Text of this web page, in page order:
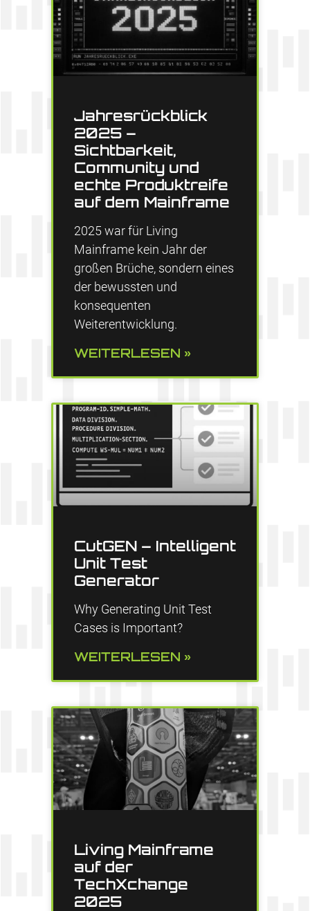
Jahresrückblick
2025 –
Sichtbarkeit,
Community und
echte Produktreife
auf dem Mainframe
2025 war für Living
Mainframe kein Jahr der
großen Brüche, sondern eines
der bewussten und
konsequenten
Weiterentwicklung.
WEITERLESEN »
CutGEN – Intelligent
Unit Test
Generator
Why Generating Unit Test
Cases is Important?
WEITERLESEN »
Living Mainframe
auf der
TechXchange
2025